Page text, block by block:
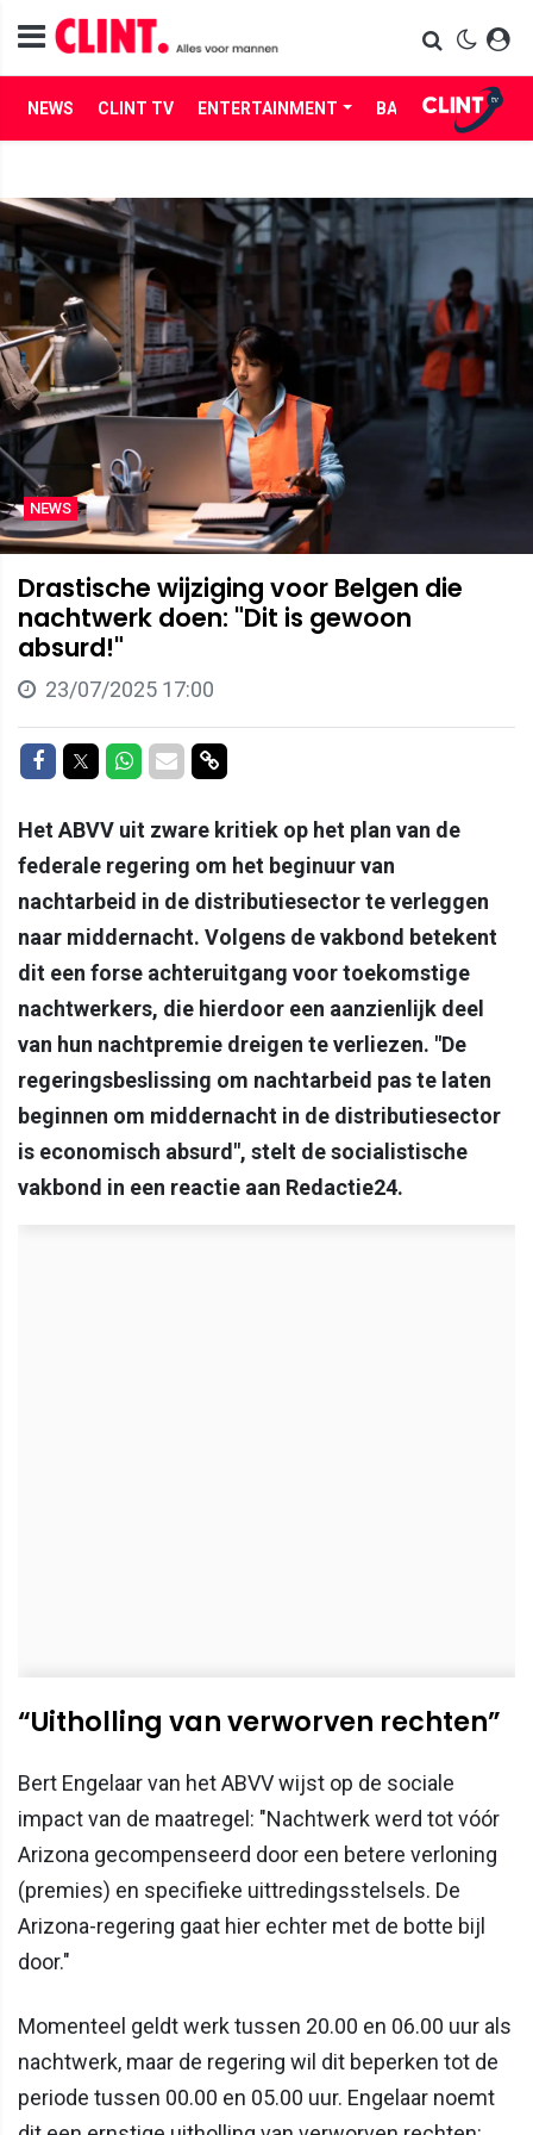
NEWS CLINT TV ENTERTAINMENT BABES LIFE
NEWS
Drastische wijziging voor Belgen die
nachtwerk doen: "Dit is gewoon
absurd!"
23/07/2025 17:00
Delen op Facebook
Delen op Twitter
Delen op Whatsapp
Delen via Mail
Delen via link
Het ABVV uit zware kritiek op het plan van de
federale regering om het beginuur van
nachtarbeid in de distributiesector te verleggen
naar middernacht. Volgens de vakbond betekent
dit een forse achteruitgang voor toekomstige
nachtwerkers, die hierdoor een aanzienlijk deel
van hun nachtpremie dreigen te verliezen. "De
regeringsbeslissing om nachtarbeid pas te laten
beginnen om middernacht in de distributiesector
is economisch absurd", stelt de socialistische
vakbond in een reactie aan Redactie24.
“Uitholling van verworven rechten”
Bert Engelaar van het ABVV wijst op de sociale
impact van de maatregel: "Nachtwerk werd tot vóór
Arizona gecompenseerd door een betere verloning
(premies) en specifieke uittredingsstelsels. De
Arizona-regering gaat hier echter met de botte bijl
door."
Momenteel geldt werk tussen 20.00 en 06.00 uur als
nachtwerk, maar de regering wil dit beperken tot de
periode tussen 00.00 en 05.00 uur. Engelaar noemt